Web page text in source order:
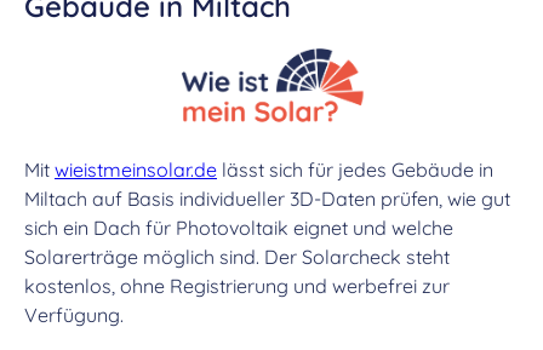
Mit wieistmeinsolar.de lässt sich für jedes Gebäude in
Miltach auf Basis individueller 3D-Daten prüfen, wie gut
sich ein Dach für Photovoltaik eignet und welche
Solarerträge möglich sind. Der Solarcheck steht
kostenlos, ohne Registrierung und werbefrei zur
Verfügung.